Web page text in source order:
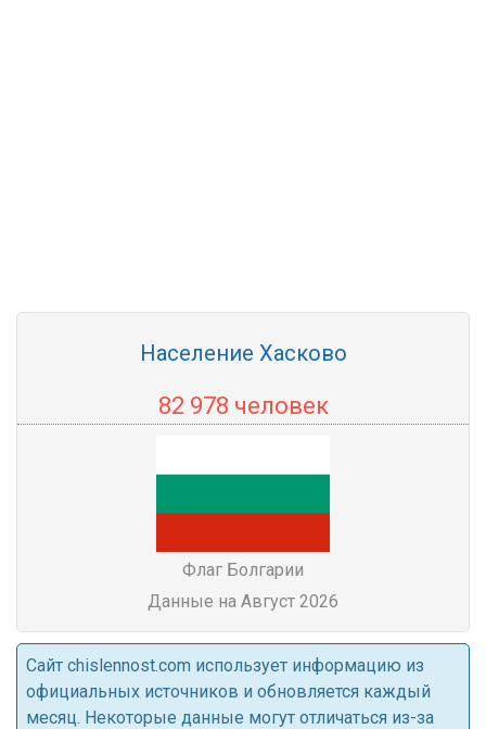
Население Хасково
82 978 человек
Флаг Болгарии
Данные на Август 2026
Cайт chislennost.com использует информацию из
официальных источников и обновляется каждый
месяц. Некоторые данные могут отличаться из-за